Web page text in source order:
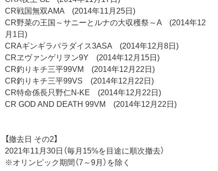
CR戦国無双AMA (2014年11月25日)
CR野菜の王国～サニーとルナの大収穫祭～A (2014年12
月1日)
CRAギンギラパラダイス3ASA (2014年12月8日)
CRヱヴァンゲリヲン9Y (2014年12月15日)
CR釣りキチ三平99VM (2014年12月22日)
CR釣りキチ三平99VS (2014年12月22日)
CR特命係長只野仁N-KE (2014年12月22日)
CR GOD AND DEATH 99VM (2014年12月22日)
【撤去日 その2】
2021年11月30日（毎月15%を目途に順次撤去）
※オリンピック期間（7～9月）を除く